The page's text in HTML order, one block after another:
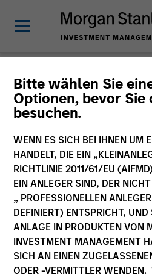
Bitte wählen Sie
Optionen, bevor Sie
besuchen.
WENN ES SICH BEI IHNEN UM
HANDELT, DIE EIN
RICHTLINIE 2011/61/EU
EIN ANLEGER SIND, DER
„ PROFESSIONELLEN
DEFINIERT) ENTSPRICHT, UND
ANLAGE IN PRODUKTEN VON
INVESTMENT MANAGEMENT
SICH AN EINEN
ODER -VERMITTLER
Tales From